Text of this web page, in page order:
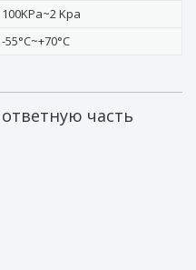
100KPa~2 Kpa
-55°C~+70°C
часть